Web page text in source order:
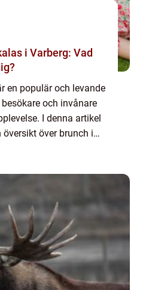
i Varberg: Vad
en populär och levande
och invånare
I denna artikel
översikt över brunch i